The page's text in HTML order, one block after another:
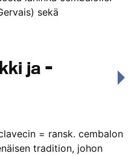
sekä
ja -
= ransk. cembalon
tradition, johon